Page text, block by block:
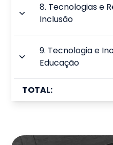
8. Tecnologias e
Inclusão
9. Tecnologia e
Educação
TOTAL: